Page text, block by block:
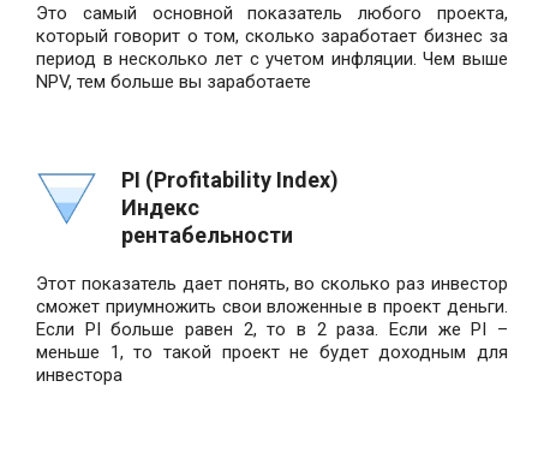
Это самый основной показатель любого проекта,
который говорит о том, сколько заработает бизнес за
период в несколько лет с учетом инфляции. Чем выше
NPV, тем больше вы заработаете
PI (Profitability Index)
Индекс
рентабельности
Этот показатель дает понять, во сколько раз инвестор
сможет приумножить свои вложенные в проект деньги.
Если PI больше равен 2, то в 2 раза. Если же PI –
меньше 1, то такой проект не будет доходным для
инвестора